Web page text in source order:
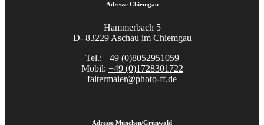
Adresse Chiemgau
Hammerbach 5
D- 83229 Aschau im Chiemgau
Tel.: +49 (0)8052951059
Mobil: +49 (0)1728301722
faltermaier@photo-ff.de
Adresse München/Grünwald